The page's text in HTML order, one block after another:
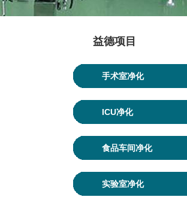
益德项目
手术室净化
ICU净化
食品车间净化
实验室净化